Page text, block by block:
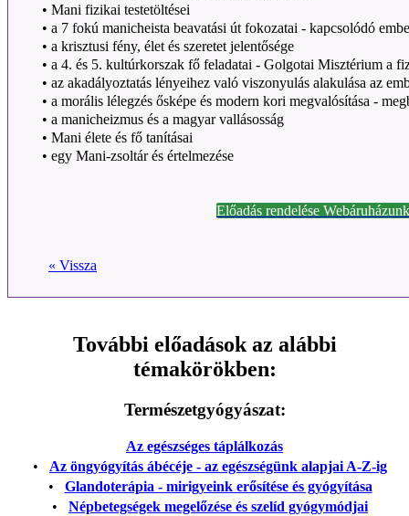
• Mani fizikai testetöltései
• a 7 fokú manicheista beavatási út fokozatai - kapcsolódó
• a krisztusi fény, élet és szeretet jelentősége
• a 4. és 5. kultúrkorszak fő feladatai - Golgotai Misztérium a
• az akadályoztatás lényeihez való viszonyulás alakulása az
• a morális lélegzés ősképe és modern kori megvalósítása -
• a manicheizmus és a magyar vallásosság
• Mani élete és fő tanításai
• egy Mani-zsoltár és értelmezése
Előadás rendelése
« Vissza
További előadások az alábbi
témakörökben:
Természetgyógyászat:
Az egészséges táplálkozás
• Az öngyógyítás ábécéje - az egészségünk alapjai A-Z-ig
• Glandoterápia - mirigyeink erősítése és gyógyítása
• Népbetegségek megelőzése és szelíd gyógymódjai